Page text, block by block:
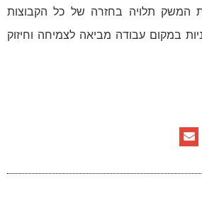
המשק תלויה בחזרה של כל הקבוצות
במקום עבודה מביאה לצמיחה וחיזוק